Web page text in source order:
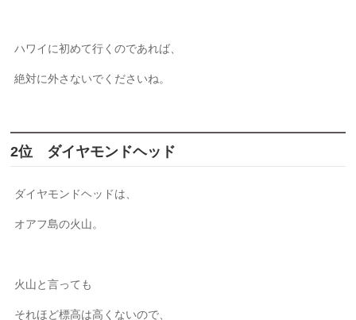
ハワイに初めて行くのであれば、
絶対に外さないでくださいね。
2位 ダイヤモンドヘッド
ダイヤモンドヘッドは、
オアフ島の火山。
火山と言っても
それほど標高は高くないので、